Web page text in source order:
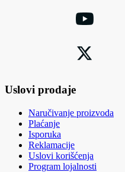
Uslovi prodaje
Naručivanje proizvoda
Plaćanje
Isporuka
Reklamacije
Uslovi korišćenja
Program lojalnosti